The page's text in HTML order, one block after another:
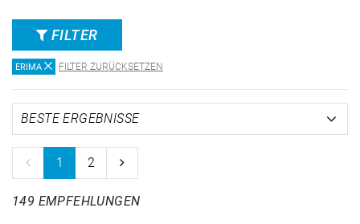
FILTER
ERIMA FILTER ZURÜCKSETZEN
1 2
149 EMPFEHLUNGEN